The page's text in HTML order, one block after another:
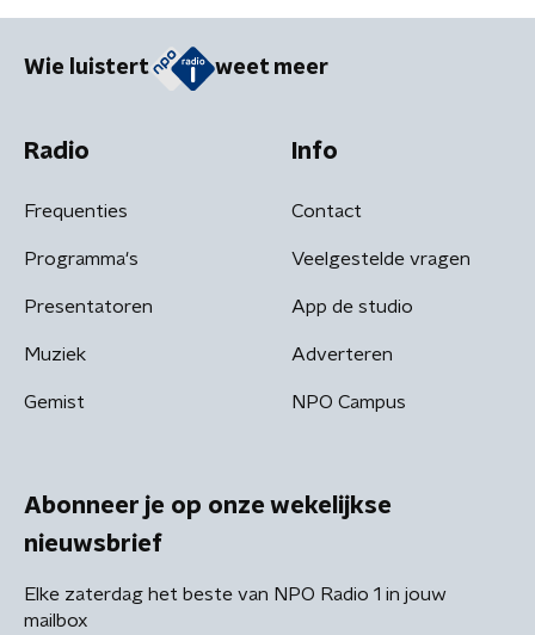
Wie luistert weet meer
Radio
Frequenties
Programma's
Presentatoren
Muziek
Gemist
Info
Contact
Veelgestelde vragen
App de studio
Adverteren
NPO Campus
Abonneer je op onze wekelijkse
nieuwsbrief
Elke zaterdag het beste van NPO Radio 1 in jouw
mailbox